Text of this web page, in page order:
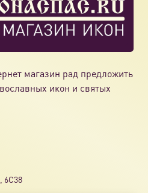
магазин рад предложить
икон и святых
6С38